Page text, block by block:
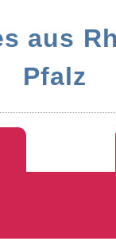
aus
Pfalz